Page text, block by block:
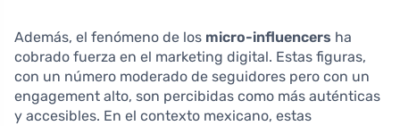
Además, el fenómeno de los micro-influencers ha
cobrado fuerza en el marketing digital. Estas figuras,
con un número moderado de seguidores pero con un
engagement alto, son percibidas como más auténticas
y accesibles. En el contexto mexicano, estas